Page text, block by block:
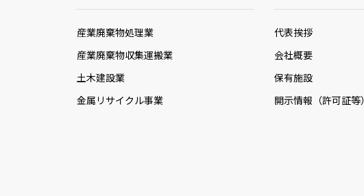
産業廃棄物処理業
産業廃棄物収集運搬業
土木建設業
金属リサイクル事業
代表挨拶
会社概要
保有施設
開示情報（許可証等）